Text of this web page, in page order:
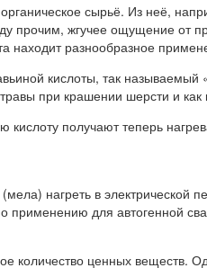
сырьё. Из неё,
прочим, жгучее ощущение от
находит разнообразное
кислоты, так
при крашении шерсти и
получают теперь
нагреть в электрической
применению для автогенной
количество ценных веществ.